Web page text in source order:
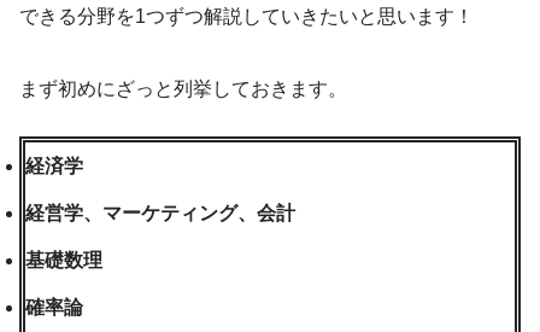
できる分野を1つずつ解説していきたいと思います！
まず初めにざっと列挙しておきます。
経済学
経営学、マーケティング、会計
基礎数理
確率論